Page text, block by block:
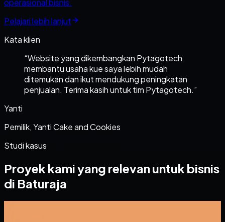
operasional bisnis.
Pelajari lebih lanjut
Kata klien
“Website yang dikembangkan Pytagotech
membantu usaha kue saya lebih mudah
ditemukan dan ikut mendukung peningkatan
penjualan. Terima kasih untuk tim Pytagotech.”
Yanti
Pemilik, Yanti Cake and Cookies
Studi kasus
Proyek kami yang relevan untuk bisnis
di Baturaja